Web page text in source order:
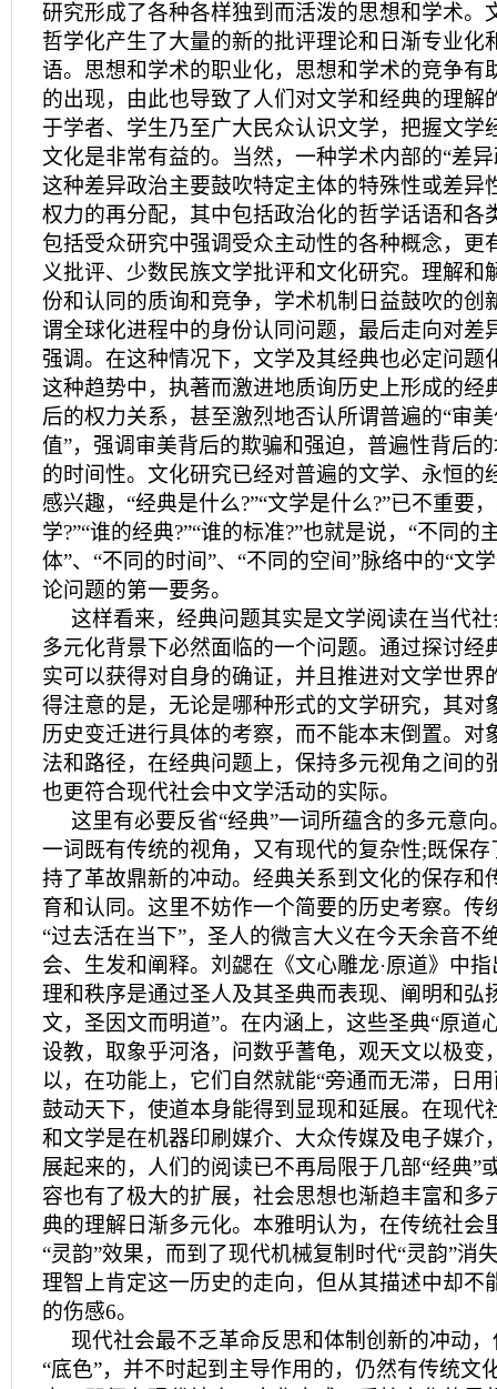
研究形成了各种各样独到而活泼的思想和学术。
哲学化产生了大量的新的批评理论和日渐专业化
语。思想和学术的职业化，思想和学术的竞争有
的出现，由此也导致了人们对文学和经典的理解
于学者、学生乃至广大民众认识文学，把握文学
文化是非常有益的。当然，一种学术内部的“差
这种差异政治主要鼓吹特定主体的特殊性或差异
权力的再分配，其中包括政治化的哲学话语和各
包括受众研究中强调受众主动性的各种概念，更
义批评、少数民族文学批评和文化研究。理解和
份和认同的质询和竞争，学术机制日益鼓吹的创
谓全球化进程中的身份认同问题，最后走向对差
强调。在这种情况下，文学及其经典也必定问题
这种趋势中，执著而激进地质询历史上形成的经
后的权力关系，甚至激烈地否认所谓普遍的“审
值”，强调审美背后的欺骗和强迫，普遍性背后
的时间性。文化研究已经对普遍的文学、永恒的
感兴趣，“经典是什么?”“文学是什么?”已不重要
学?”“谁的经典?”“谁的标准?”也就是说，“不同的
体”、“不同的时间”、“不同的空间”脉络中的“文
论问题的第一要务。
这样看来，经典问题其实是文学阅读在当代
多元化背景下必然面临的一个问题。通过探讨经
实可以获得对自身的确证，并且推进对文学世界
得注意的是，无论是哪种形式的文学研究，其对
历史变迁进行具体的考察，而不能本末倒置。对
法和路径，在经典问题上，保持多元视角之间的
也更符合现代社会中文学活动的实际。
这里有必要反省“经典”一词所蕴含的多元意
一词既有传统的视角，又有现代的复杂性;既保
持了革故鼎新的冲动。经典关系到文化的保存和
育和认同。这里不妨作一个简要的历史考察。传
“过去活在当下”，圣人的微言大义在今天余音不
会、生发和阐释。刘勰在《文心雕龙·原道》中
理和秩序是通过圣人及其圣典而表现、阐明和弘
文，圣因文而明道”。在内涵上，这些圣典“原道
设教，取象乎河洛，问数乎蓍龟，观天文以极变
以，在功能上，它们自然就能“旁通而无滞，日
鼓动天下，使道本身能得到显现和延展。在现代
和文学是在机器印刷媒介、大众传媒及电子媒介
展起来的，人们的阅读已不再局限于几部“经典”
容也有了极大的扩展，社会思想也渐趋丰富和多
典的理解日渐多元化。本雅明认为，在传统社会
“灵韵”效果，而到了现代机械复制时代“灵韵”消
理智上肯定这一历史的走向，但从其描述中却不
的伤感6。
现代社会最不乏革命反思和体制创新的冲动
“底色”，并不时起到主导作用的，仍然有传统文